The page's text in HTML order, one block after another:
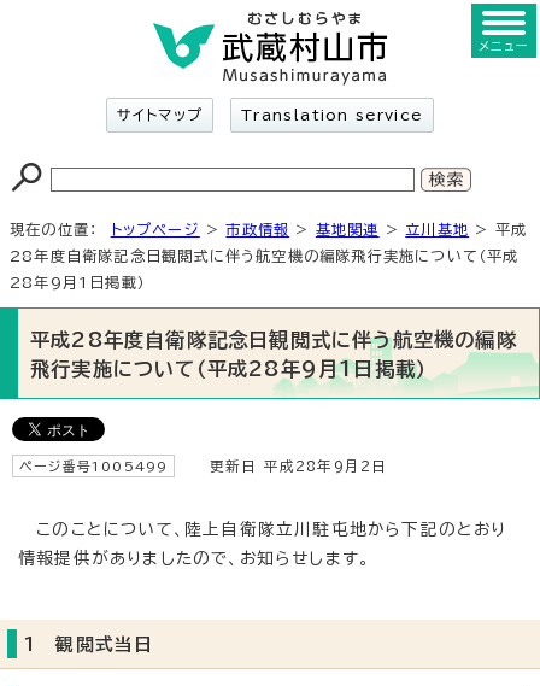
サイトマップ Translation service
メニュー
現在の位置： トップページ >市政情報 > 基地関連 > 立川基地
> 平成
28年度自衛隊記念日観閲式に伴う航空機の編隊飛行実施について（平成
28年9月1日掲載）
平成28年度自衛隊記念日観閲式に伴う航空機の編隊
飛行実施について（平成28年9月1日掲載）
ページ番号1005499 更新日 平成28年9月2日
このことについて、陸上自衛隊立川駐屯地から下記のとおり
情報提供がありましたので、お知らせします。
1 観閲式当日